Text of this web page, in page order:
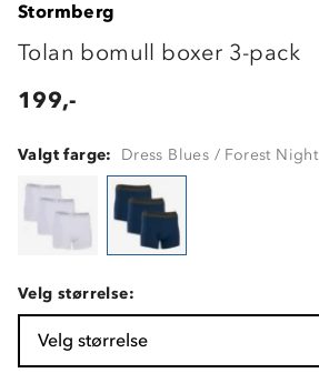
Stormberg
Tolan bomull boxer 3-pack
199,-
Valgt farge: Dress Blues / Forest Night
Velg størrelse:
Velg størrelse